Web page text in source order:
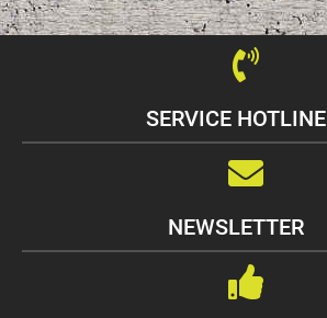
SERVICE HOTLINE
NEWSLETTER